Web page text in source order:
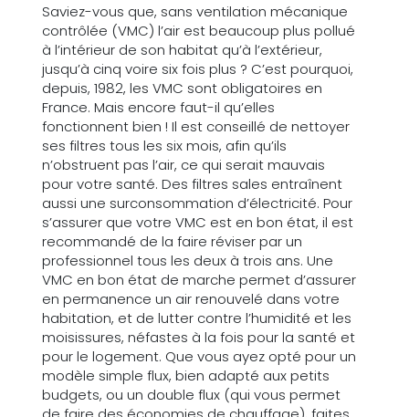
Saviez-vous que, sans ventilation mécanique
contrôlée (VMC) l’air est beaucoup plus pollué
à l’intérieur de son habitat qu’à l’extérieur,
jusqu’à cinq voire six fois plus ? C’est pourquoi,
depuis, 1982, les VMC sont obligatoires en
France. Mais encore faut-il qu’elles
fonctionnent bien ! Il est conseillé de nettoyer
ses filtres tous les six mois, afin qu’ils
n’obstruent pas l’air, ce qui serait mauvais
pour votre santé. Des filtres sales entraînent
aussi une surconsommation d’électricité. Pour
s’assurer que votre VMC est en bon état, il est
recommandé de la faire réviser par un
professionnel tous les deux à trois ans. Une
VMC en bon état de marche permet d’assurer
en permanence un air renouvelé dans votre
habitation, et de lutter contre l’humidité et les
moisissures, néfastes à la fois pour la santé et
pour le logement. Que vous ayez opté pour un
modèle simple flux, bien adapté aux petits
budgets, ou un double flux (qui vous permet